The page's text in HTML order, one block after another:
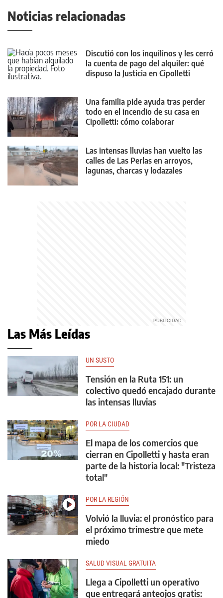
Noticias relacionadas
Discutió con los inquilinos y les cerró
la cuenta de pago del alquiler: qué
dispuso la Justicia en Cipolletti
Una familia pide ayuda tras perder
todo en el incendio de su casa en
Cipolletti: cómo colaborar
Las intensas lluvias han vuelto las
calles de Las Perlas en arroyos,
lagunas, charcas y lodazales
Las Más Leídas
UN SUSTO
Tensión en la Ruta 151: un
colectivo quedó encajado durante
las intensas lluvias
POR LA CIUDAD
El mapa de los comercios que
cierran en Cipolletti y hasta eran
parte de la historia local: "Tristeza
total"
POR LA REGIÓN
Volvió la lluvia: el pronóstico para
el próximo trimestre que mete
miedo
SALUD VISUAL GRATUITA
Llega a Cipolletti un operativo
que entregará anteojos gratis: